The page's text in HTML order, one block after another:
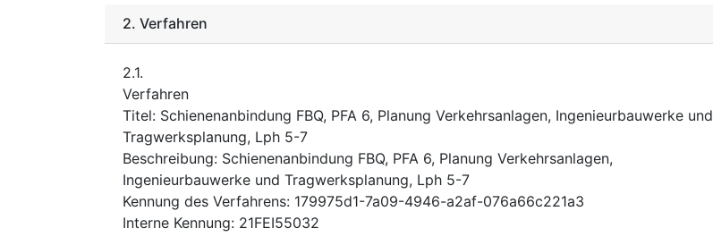
2. Verfahren
2.1.
Verfahren
Titel: Schienenanbindung FBQ, PFA 6, Planung Verkehrsanlagen, Ingenieurbauwerke und
Tragwerksplanung, Lph 5-7
Beschreibung: Schienenanbindung FBQ, PFA 6, Planung Verkehrsanlagen,
Ingenieurbauwerke und Tragwerksplanung, Lph 5-7
Kennung des Verfahrens: 179975d1-7a09-4946-a2af-076a66c221a3
Interne Kennung: 21FEI55032